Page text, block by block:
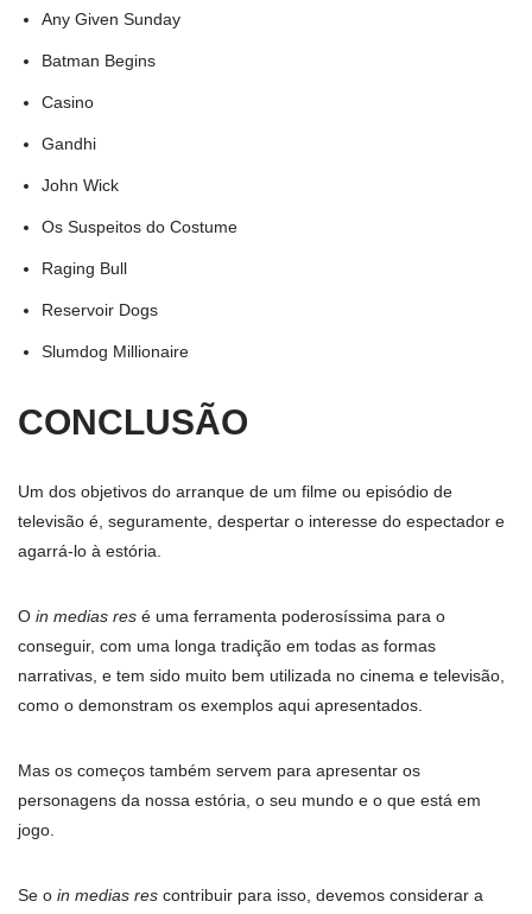
Any Given Sunday
Batman Begins
Casino
Gandhi
John Wick
Os Suspeitos do Costume
Raging Bull
Reservoir Dogs
Slumdog Millionaire
CONCLUSÃO
Um dos objetivos do arranque de um filme ou episódio de
televisão é, seguramente, despertar o interesse do espectador e
agarrá-lo à estória.
O in medias res é uma ferramenta poderosíssima para o
conseguir, com uma longa tradição em todas as formas
narrativas, e tem sido muito bem utilizada no cinema e televisão,
como o demonstram os exemplos aqui apresentados.
Mas os começos também servem para apresentar os
personagens da nossa estória, o seu mundo e o que está em
jogo.
Se o in medias res contribuir para isso, devemos considerar a